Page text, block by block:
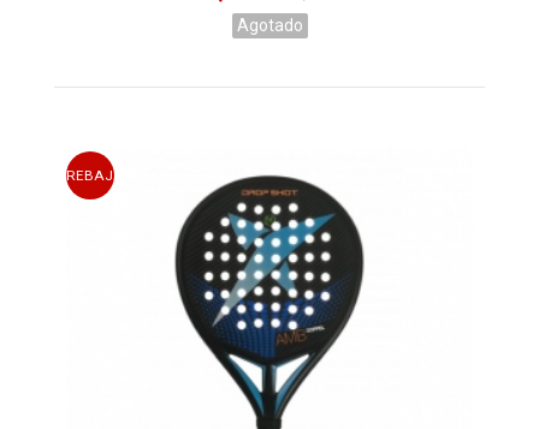
Agotado
REBAJAS